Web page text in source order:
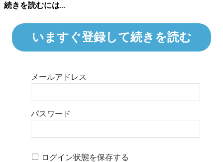
続きを読むには...
いますぐ登録して続きを読む
メールアドレス
パスワード
ログイン状態を保存する